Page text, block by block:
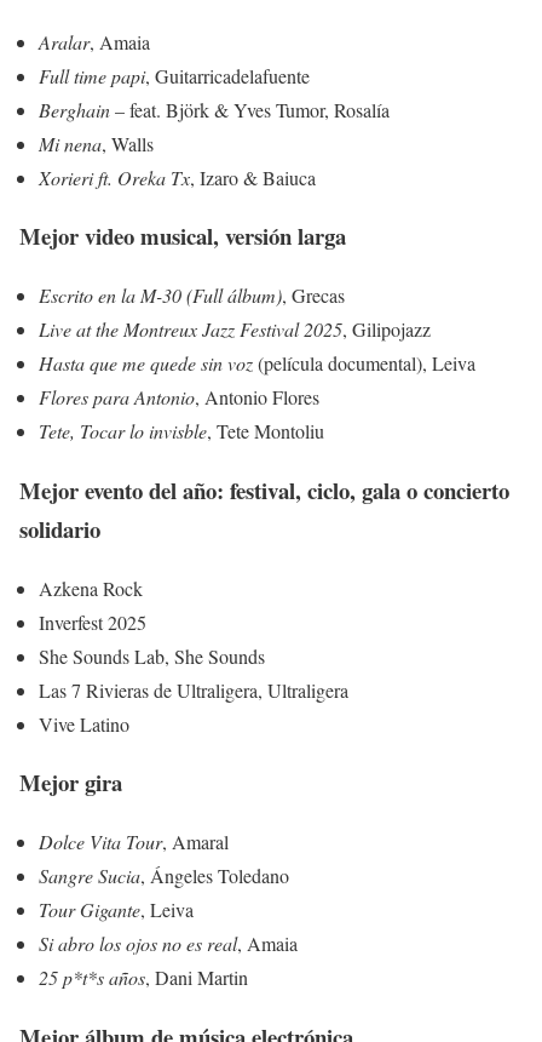
Aralar, Amaia
Full time papi, Guitarricadelafuente
Berghain– feat. Björk & Yves Tumor, Rosalía
Mi nena, Walls
Xorieri ft. Oreka Tx, Izaro & Baiuca
Mejor video musical, versión larga
Escrito en la M-30 (Full álbum), Grecas
Live at the Montreux Jazz Festival 2025, Gilipojazz
Hasta que me quede sin voz(película documental), Leiva
Flores para Antonio, Antonio Flores
Tete, Tocar lo invisble, Tete Montoliu
Mejor evento del año: festival, ciclo, gala o concierto
solidario
Azkena Rock
Inverfest 2025
She Sounds Lab, She Sounds
Las 7 Rivieras de Ultraligera, Ultraligera
Vive Latino
Mejor gira
Dolce Vita Tour, Amaral
Sangre Sucia, Ángeles Toledano
Tour Gigante, Leiva
Si abro los ojos no es real, Amaia
25 p*t*s años, Dani Martin